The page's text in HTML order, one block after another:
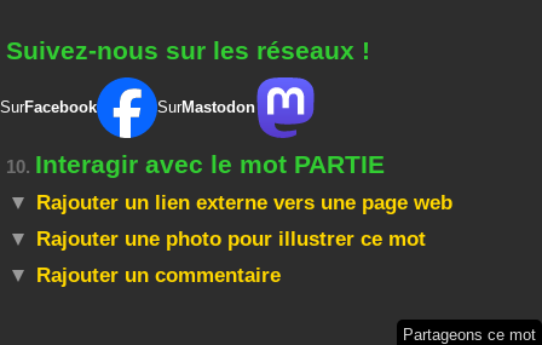
Suivez-nous sur les réseaux !
SurFacebook SurMastodon
10. Interagir avec le mot PARTIE
Rajouter un lien externe vers une page web
Rajouter une photo pour illustrer ce mot
Rajouter un commentaire
Partageons ce mot